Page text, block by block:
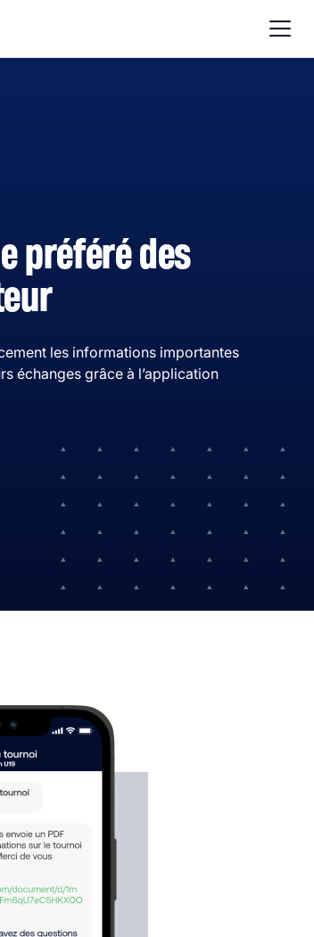
préféré des
les informations importantes
échanges grâce à l’application